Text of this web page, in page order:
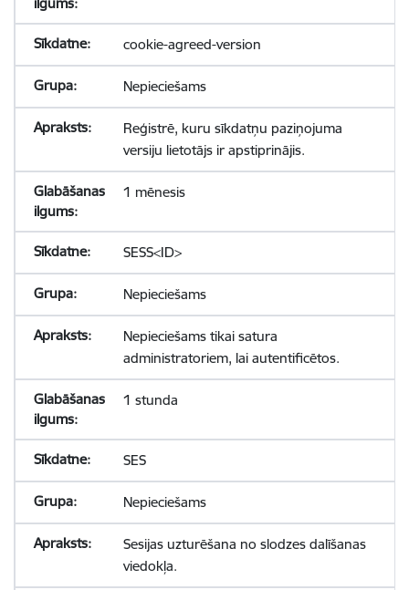
cookie-agreed-version
Nepieciešams
Reģistrē, kuru sīkdatņu paziņojuma
versiju lietotājs ir apstiprinājis.
1 mēnesis
SESS<ID>
Nepieciešams
Nepieciešams tikai satura
administratoriem, lai autentificētos.
1 stunda
SES
Nepieciešams
Sesijas uzturēšana no slodzes dalīšanas
viedokļa.